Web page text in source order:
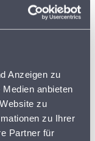
Anzeigen zu
anbieten
zu
zu Ihrer
Partner für
Tag der